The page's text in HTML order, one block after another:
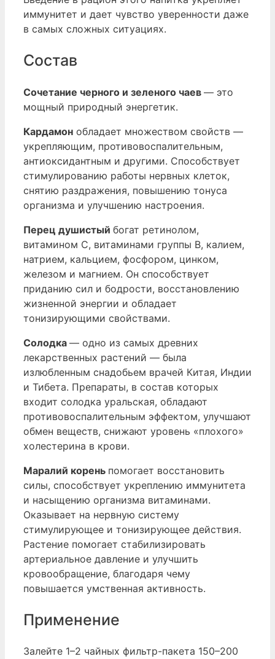
иммунитет и дает чувство уверенности даже
в самых сложных ситуациях.
Состав
Сочетание черного и зеленого чаев — это
мощный природный энергетик.
Кардамон обладает множеством свойств —
укрепляющим, противовоспалительным,
антиоксидантным и другими. Способствует
стимулированию работы нервных клеток,
снятию раздражения, повышению тонуса
организма и улучшению настроения.
Перец душистый богат ретинолом,
витамином С, витаминами группы В, калием,
натрием, кальцием, фосфором, цинком,
железом и магнием. Он способствует
приданию сил и бодрости, восстановлению
жизненной энергии и обладает
тонизирующими свойствами.
Солодка — одно из самых древних
лекарственных растений — была
излюбленным снадобьем врачей Китая, Индии
и Тибета. Препараты, в состав которых
входит солодка уральская, обладают
противовоспалительным эффектом, улучшают
обмен веществ, снижают уровень «плохого»
холестерина в крови.
Маралий корень помогает восстановить
силы, способствует укреплению иммунитета
и насыщению организма витаминами.
Оказывает на нервную систему
стимулирующее и тонизирующее действия.
Растение помогает стабилизировать
артериальное давление и улучшить
кровообращение, благодаря чему
повышается умственная активность.
Применение
Залейте 1–2 чайных фильтр-пакета 150–200